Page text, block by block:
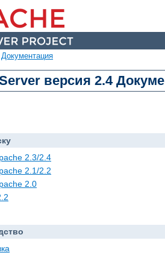
Документация
версия 2.4
2.3/2.4
2.1/2.2
2.0